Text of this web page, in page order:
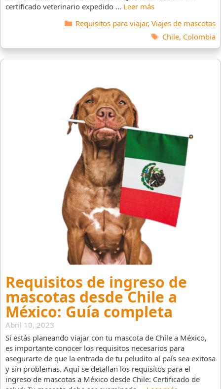
certificado veterinario expedido … Leer más
Categorías
Requisitos para viajar, Viajes de mascotas
Etiquetas
Chile, Colombia
Requisitos de ingreso de
mascotas desde Chile a
México: Guía completa
Abril 10, 2023
Si estás planeando viajar con tu mascota de Chile a México,
es importante conocer los requisitos necesarios para
asegurarte de que la entrada de tu peludito al país sea exitosa
y sin problemas. Aquí se detallan los requisitos para el
ingreso de mascotas a México desde Chile: Certificado de